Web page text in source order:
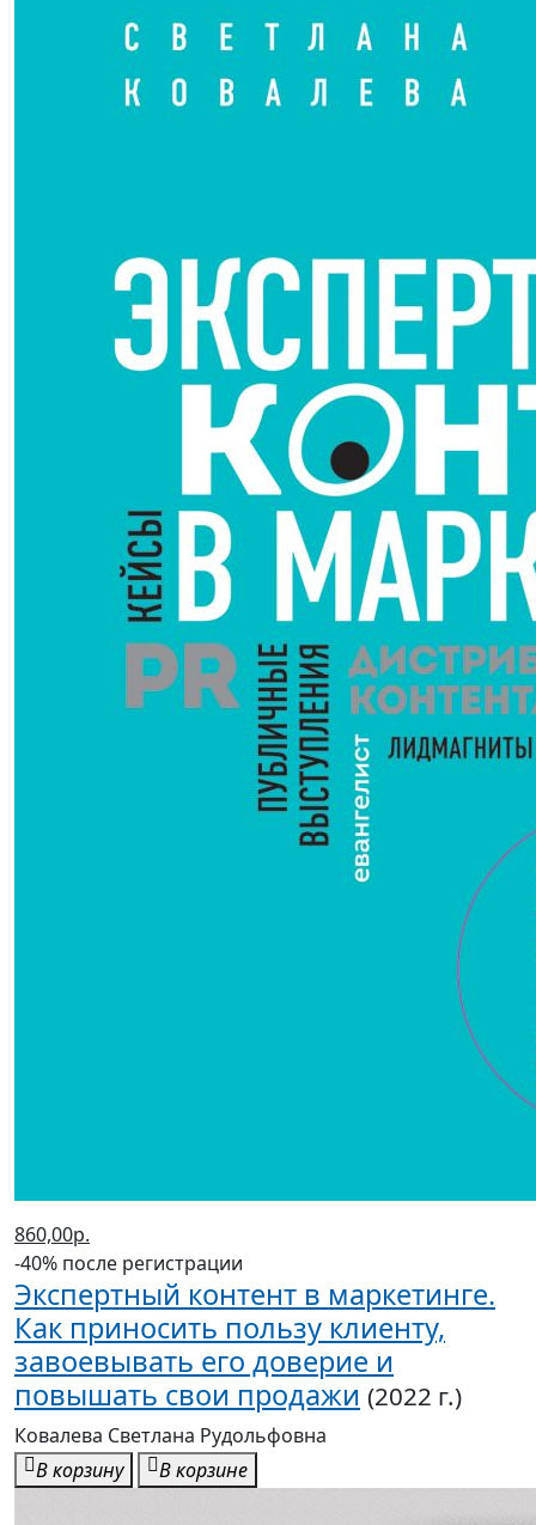
860,00р.
-40% после регистрации
Экспертный контент в маркетинге.
Как приносить пользу клиенту,
завоевывать его доверие и
повышать свои продажи (2022 г.)
Ковалева Светлана Рудольфовна
В корзину
В корзине